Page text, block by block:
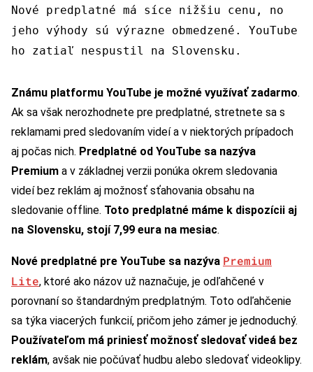
Nové predplatné má síce nižšiu cenu, no
jeho výhody sú výrazne obmedzené. YouTube
ho zatiaľ nespustil na Slovensku.
Známu platformu YouTube je možné využívať zadarmo.
Ak sa však nerozhodnete pre predplatné, stretnete sa s
reklamami pred sledovaním videí a v niektorých prípadoch
aj počas nich. Predplatné od YouTube sa nazýva
Premium a v základnej verzii ponúka okrem sledovania
videí bez reklám aj možnosť sťahovania obsahu na
sledovanie offline. Toto predplatné máme k dispozícii aj
na Slovensku, stojí 7,99 eura na mesiac.
Nové predplatné pre YouTube sa nazýva Premium
Lite, ktoré ako názov už naznačuje, je odľahčené v
porovnaní so štandardným predplatným. Toto odľahčenie
sa týka viacerých funkcií, pričom jeho zámer je jednoduchý.
Používateľom má priniesť možnosť sledovať videá bez
reklám, avšak nie počúvať hudbu alebo sledovať videoklipy.